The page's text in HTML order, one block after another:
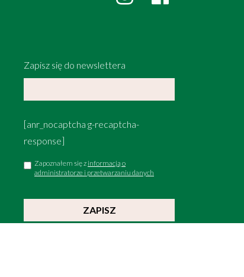
Zapisz się do newslettera
[anr_nocaptcha g-recaptcha-
response]
Zapoznałem się z informacją o
administratorze i przetwarzaniu danych